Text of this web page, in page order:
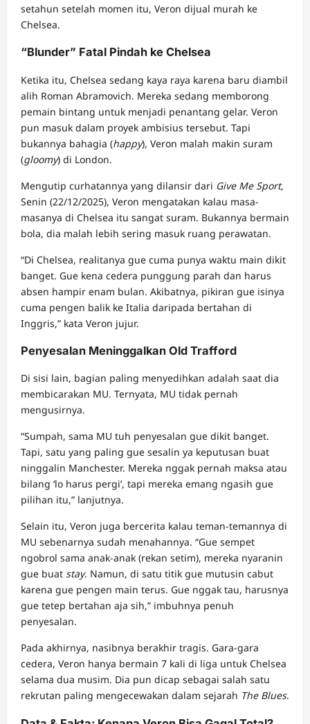
setahun setelah momen itu, Veron dijual murah ke
Chelsea.
“Blunder” Fatal Pindah ke Chelsea
Ketika itu, Chelsea sedang kaya raya karena baru diambil
alih Roman Abramovich. Mereka sedang memborong
pemain bintang untuk menjadi penantang gelar. Veron
pun masuk dalam proyek ambisius tersebut. Tapi
bukannya bahagia (happy), Veron malah makin suram
(gloomy) di London.
Mengutip curhatannya yang dilansir dari Give Me Sport,
Senin (22/12/2025), Veron mengatakan kalau masa-
masanya di Chelsea itu sangat suram. Bukannya bermain
bola, dia malah lebih sering masuk ruang perawatan.
“Di Chelsea, realitanya gue cuma punya waktu main dikit
banget. Gue kena cedera punggung parah dan harus
absen hampir enam bulan. Akibatnya, pikiran gue isinya
cuma pengen balik ke Italia daripada bertahan di
Inggris,” kata Veron jujur.
Penyesalan Meninggalkan Old Trafford
Di sisi lain, bagian paling menyedihkan adalah saat dia
membicarakan MU. Ternyata, MU tidak pernah
mengusirnya.
“Sumpah, sama MU tuh penyesalan gue dikit banget.
Tapi, satu yang paling gue sesalin ya keputusan buat
ninggalin Manchester. Mereka nggak pernah maksa atau
bilang ‘lo harus pergi’, tapi mereka emang ngasih gue
pilihan itu,” lanjutnya.
Selain itu, Veron juga bercerita kalau teman-temannya di
MU sebenarnya sudah menahannya. “Gue sempet
ngobrol sama anak-anak (rekan setim), mereka nyaranin
gue buat stay. Namun, di satu titik gue mutusin cabut
karena gue pengen main terus. Gue nggak tau, harusnya
gue tetep bertahan aja sih,” imbuhnya penuh
penyesalan.
Pada akhirnya, nasibnya berakhir tragis. Gara-gara
cedera, Veron hanya bermain 7 kali di liga untuk Chelsea
selama dua musim. Dia pun dicap sebagai salah satu
rekrutan paling mengecewakan dalam sejarah The Blues.